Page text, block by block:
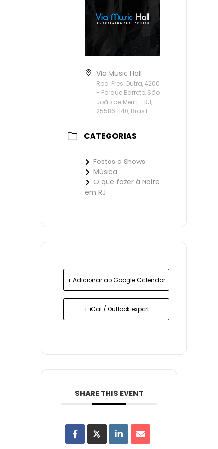
Via Music Hall
Rod. Pres. Dutra, 4200
- Parque Barreto, São
João de Meriti - RJ,
25586-140, Brasil
CATEGORIAS
Festas e Shows
Música
O que fazer à Noite
em RJ
+ Adicionar ao Google Calendar
+ iCal / Outlook export
SHARE THIS EVENT